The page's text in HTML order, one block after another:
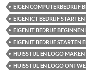
EIGEN COMPUTERBEDRIJF
EIGEN ICT BEDRIJF
EIGEN IT BEDRIJF
EIGEN IT BEDRIJF STARTEN
HUISSTIJL EN LOGO
HUISSTIJL EN LOGO